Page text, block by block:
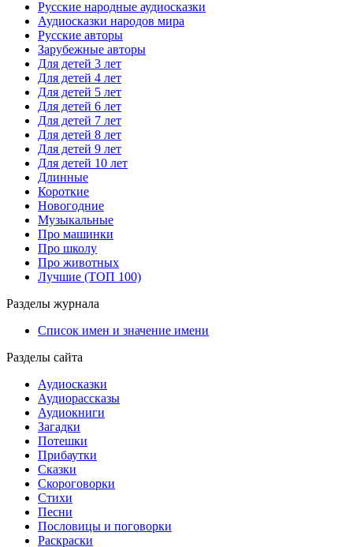
Русские народные аудиосказки
Аудиосказки народов мира
Русские авторы
Зарубежные авторы
Для детей 3 лет
Для детей 4 лет
Для детей 5 лет
Для детей 6 лет
Для детей 7 лет
Для детей 8 лет
Для детей 9 лет
Для детей 10 лет
Длинные
Короткие
Новогодние
Музыкальные
Про машинки
Про школу
Про животных
Лучшие (ТОП 100)
Разделы журнала
Список имен и значение имени
Разделы сайта
Аудиосказки
Аудиорассказы
Аудиокниги
Загадки
Потешки
Прибаутки
Сказки
Скороговорки
Стихи
Песни
Пословицы и поговорки
Раскраски